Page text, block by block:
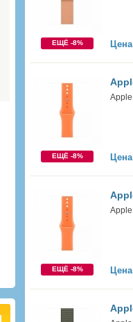
ЕЩЁ -8%
ЕЩЁ -8%
ЕЩЁ -8%